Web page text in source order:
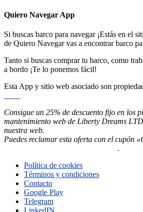
Quiero Navegar App
Si buscas barco para navegar ¡Estás en el
de Quiero Navegar vas a encontrar barco
Tanto si buscas comprar tu barco, como
a bordo ¡Te lo ponemos fácil!
Esta App y sitio web asociado son
Consigue un 25% de descuento fijo en los
mantenimiento web de Liberty Dreams
nuestra web.
Puedes reclamar esta oferta con el cupón
.
Política de cookies
Términos y condiciones
Contacto
Google Play
Telegram
LinkedIN